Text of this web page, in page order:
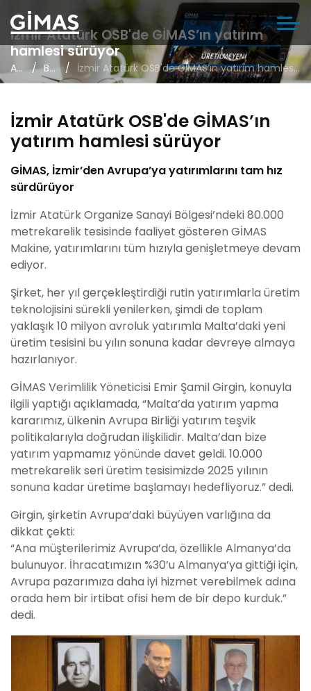
İzmir Atatürk OSB'de GİMAS’ın yatırım
hamlesi sürüyor
Anasayfa Basında Biz İzmir Atatürk OSB'de GİMAS’ın yatırım hamlesi sürüyor
İzmir Atatürk OSB'de GİMAS’ın
yatırım hamlesi sürüyor
GİMAS, İzmir’den Avrupa’ya yatırımlarını tam hız
sürdürüyor
İzmir Atatürk Organize Sanayi Bölgesi’ndeki 80.000
metrekarelik tesisinde faaliyet gösteren GİMAS
Makine, yatırımlarını tüm hızıyla genişletmeye devam
ediyor.
Şirket, her yıl gerçekleştirdiği rutin yatırımlarla üretim
teknolojisini sürekli yenilerken, şimdi de toplam
yaklaşık 10 milyon avroluk yatırımla Malta’daki yeni
üretim tesisini bu yılın sonuna kadar devreye almaya
hazırlanıyor.
GİMAS Verimlilik Yöneticisi Emir Şamil Girgin, konuyla
ilgili yaptığı açıklamada, “Malta’da yatırım yapma
kararımız, ülkenin Avrupa Birliği yatırım teşvik
politikalarıyla doğrudan ilişkilidir. Malta’dan bize
yatırım yapmamız yönünde davet geldi. 10.000
metrekarelik seri üretim tesisimizde 2025 yılının
sonuna kadar üretime başlamayı hedefliyoruz.” dedi.
Girgin, şirketin Avrupa’daki büyüyen varlığına da
dikkat çekti:
“Ana müşterilerimiz Avrupa’da, özellikle Almanya’da
bulunuyor. İhracatımızın %30’u Almanya’ya gittiği için,
Avrupa pazarımıza daha iyi hizmet verebilmek adına
orada hem bir irtibat ofisi hem de bir depo kurduk.”
dedi.